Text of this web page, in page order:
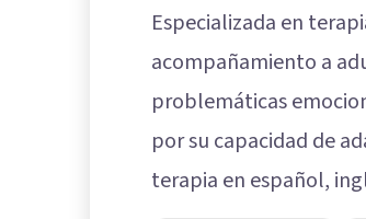
Especializada en
acompañamiento a
problemáticas
por su capacidad de
terapia en español,